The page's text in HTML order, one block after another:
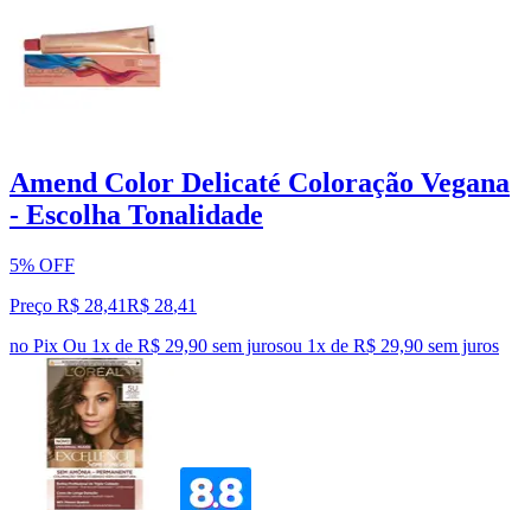
Amend Color Delicaté Coloração Vegana
- Escolha Tonalidade
5% OFF
Preço R$ 28,41R$ 28,41
no Pix Ou 1x de R$ 29,90 sem jurosou 1x de R$ 29,90 sem juros